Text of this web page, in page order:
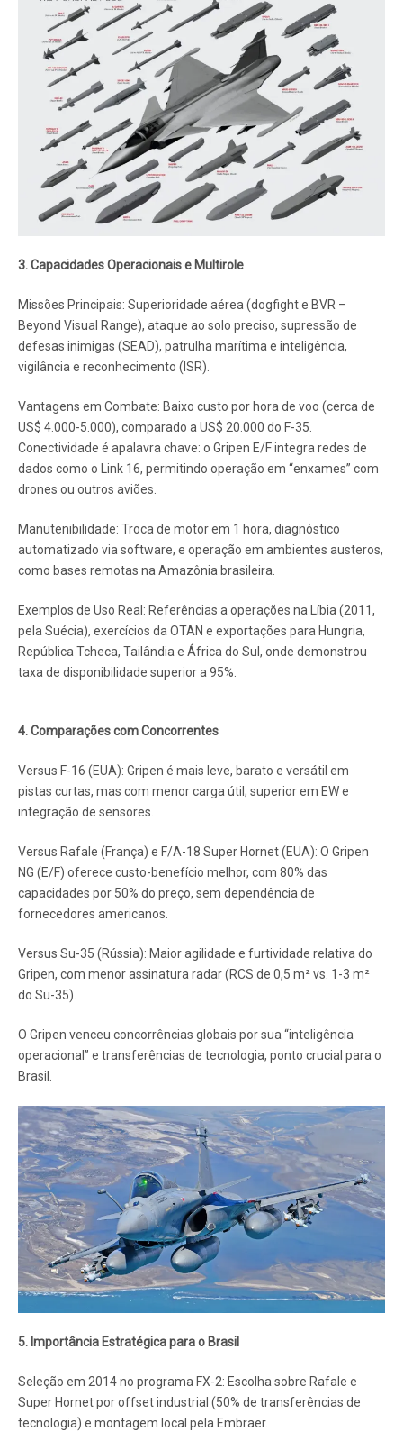
3. Capacidades Operacionais e Multirole
Missões Principais: Superioridade aérea (dogfight e BVR –
Beyond Visual Range), ataque ao solo preciso, supressão de
defesas inimigas (SEAD), patrulha marítima e inteligência,
vigilância e reconhecimento (ISR).
Vantagens em Combate: Baixo custo por hora de voo (cerca de
US$ 4.000-5.000), comparado a US$ 20.000 do F-35.
Conectividade é apalavra chave: o Gripen E/F integra redes de
dados como o Link 16, permitindo operação em “enxames” com
drones ou outros aviões.
Manutenibilidade: Troca de motor em 1 hora, diagnóstico
automatizado via software, e operação em ambientes austeros,
como bases remotas na Amazônia brasileira.
Exemplos de Uso Real: Referências a operações na Líbia (2011,
pela Suécia), exercícios da OTAN e exportações para Hungria,
República Tcheca, Tailândia e África do Sul, onde demonstrou
taxa de disponibilidade superior a 95%.
4. Comparações com Concorrentes
Versus F-16 (EUA): Gripen é mais leve, barato e versátil em
pistas curtas, mas com menor carga útil; superior em EW e
integração de sensores.
Versus Rafale (França) e F/A-18 Super Hornet (EUA): O Gripen
NG (E/F) oferece custo-benefício melhor, com 80% das
capacidades por 50% do preço, sem dependência de
fornecedores americanos.
Versus Su-35 (Rússia): Maior agilidade e furtividade relativa do
Gripen, com menor assinatura radar (RCS de 0,5 m² vs. 1-3 m²
do Su-35).
O Gripen venceu concorrências globais por sua “inteligência
operacional” e transferências de tecnologia, ponto crucial para o
Brasil.
5. Importância Estratégica para o Brasil
Seleção em 2014 no programa FX-2: Escolha sobre Rafale e
Super Hornet por offset industrial (50% de transferências de
tecnologia) e montagem local pela Embraer.